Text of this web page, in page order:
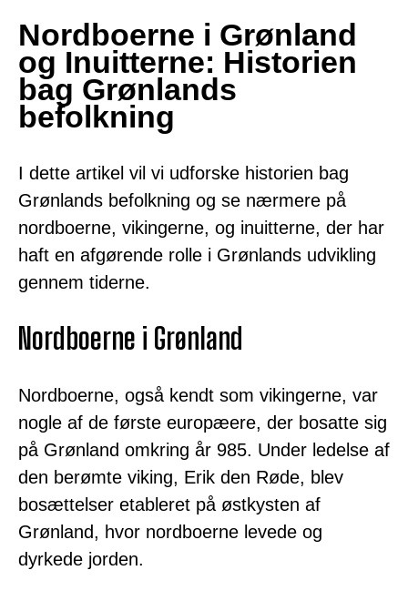
Nordboerne i Grønland
og Inuitterne: Historien
bag Grønlands
befolkning
I dette artikel vil vi udforske historien bag
Grønlands befolkning og se nærmere på
nordboerne, vikingerne, og inuitterne, der har
haft en afgørende rolle i Grønlands udvikling
gennem tiderne.
Nordboerne i Grønland
Nordboerne, også kendt som vikingerne, var
nogle af de første europæere, der bosatte sig
på Grønland omkring år 985. Under ledelse af
den berømte viking, Erik den Røde, blev
bosættelser etableret på østkysten af
Grønland, hvor nordboerne levede og
dyrkede jorden.